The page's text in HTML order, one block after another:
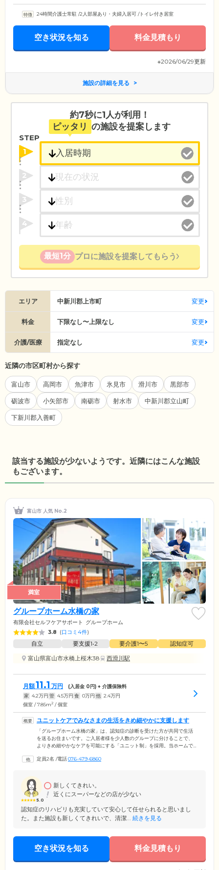
24時間介護士常駐 /2人部屋あり・夫婦入居可 /トイレ付き居室
空き状況を知る 料金見積もり
※2026/06/29更新
施設の詳細を見る
約7秒に1人が利用！
ピッタリ の施設を提案します
STEP
1
2
3
4
最短1分 プロに施設を提案してもらう
エリア 中新川郡上市町 変更
料金 下限なし〜上限なし 変更
介護/医療 指定なし 変更
近隣の市区町村から探す
富山市 高岡市 魚津市 氷見市 滑川市 黒部市
砺波市 小矢部市 南砺市 射水市 中新川郡立山町
下新川郡入善町
該当する施設が少ないようです。近隣にはこんな施設
もございます。
富山市 人気 No.2
満室
グループホーム水橋の家
有限会社セルフケアサポート グループホーム
3.8 (口コミ4件)
自立 要支援1•2 要介護1〜5
認知症可
富山県富山市水橋上桜木38
西滑川駅
月額11.1 万円 (入居金 0円) + 介護保険料
家 4.2万円 管 4.5万円 食 0万円 他 2.4万円
個室 / 7.85m2 / 個室
ユニットケアでみなさまの生活をきめ細やかに支援します
「グループホーム水橋の家」は、認知症の診断を受けた方が共同で生活
を送るお住まいです。ご入居者様を少人数のグループに分けることで、
よりきめ細やかなケアを可能にする「ユニット制」を採用。当ホームで
ともに暮らしています。スタッフはお一人おひとりの身体機能に合わせ
室をご用意しました。趣味に打ち込んだり、休憩したりと、のびのびと
お過ごしください。
定員2名 /電話076-479-6860
5.0
新しくてきれい。
近くにスーパーなどの店が少ない
認知症のリハビリも充実していて安心して任せられると思いまし
た。また施設も新しくてきれいで、清潔... 続きを見る
空き状況を知る 料金見積もり